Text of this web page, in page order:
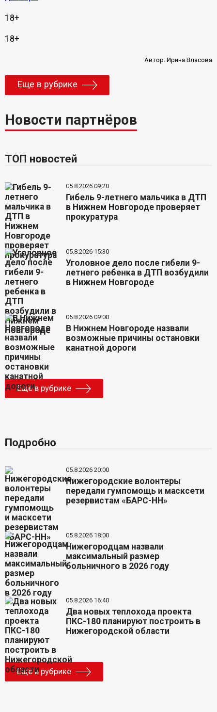
18+
18+
Автор:Ирина Власова
Еще в рубрике
Новости партнёров
ТОП новостей
05.8.2026 09:20
Гибель 9-летнего мальчика в ДТП
в Нижнем Новгороде проверяет
прокуратура
05.8.2026 15:30
Уголовное дело после гибели 9-
летнего ребенка в ДТП возбудили
в Нижнем Новгороде
05.8.2026 09:00
В Нижнем Новгороде назвали
возможные причины остановки
канатной дороги
Еще в рубрике
Подробно
05.8.2026 20:00
Нижегородские волонтеры
передали гумпомощь и масксети
резервистам «БАРС-НН»
05.8.2026 18:00
Нижегородцам назвали
максимальный размер
больничного в 2026 году
05.8.2026 16:40
Два новых теплохода проекта
ПКС-180 планируют построить в
Нижегородской области
Еще в рубрике